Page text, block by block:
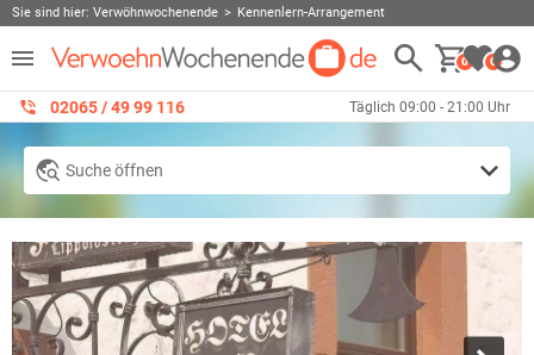
Sie sind hier: Verwöhnwochenende Kennenlern-Arrangement
0 0
02065 / 49 ‌99 116 Täglich 09:00 - 21:00 Uhr
Suche öffnen